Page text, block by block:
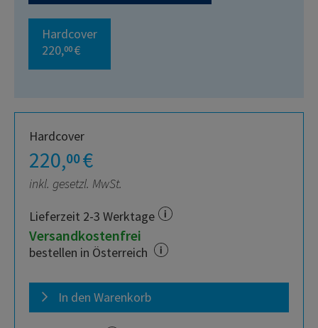
Hardcover
220,00 €
Hardcover
220,00€
inkl. gesetzl. MwSt.
Lieferzeit 2-3 Werktage
Versandkostenfrei
bestellen in Österreich
In den Warenkorb